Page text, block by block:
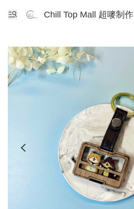
Chill Top Mall 超嘜制作